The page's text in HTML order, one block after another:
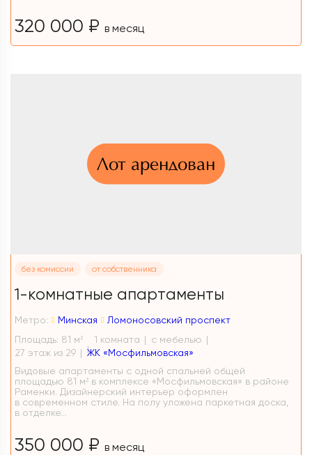
320 000 ₽ в месяц
Лот арендован
без комиссии от собственника
1-комнатные апартаменты
Метро: Минская
Ломоносовский проспект
Площадь: 81 м 2 1 комната
с мебелью
27 этаж из 29
ЖК «Мосфильмовская»
Видовые апартаменты с одной спальней общей
площадью 81 м² в комплексе «Мосфильмовская» в районе
Раменки. Дизайнерский интерьер оформлен
в современном стиле. На полу уложена паркетная доска,
в отделке...
350 000 ₽ в месяц